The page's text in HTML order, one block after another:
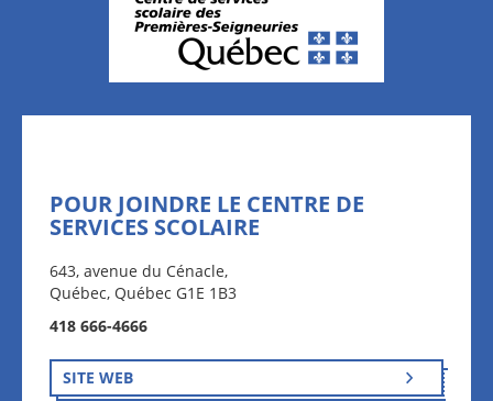
POUR JOINDRE LE CENTRE DE
SERVICES SCOLAIRE
643, avenue du Cénacle,
Québec, Québec G1E 1B3
418 666-4666
SITE WEB